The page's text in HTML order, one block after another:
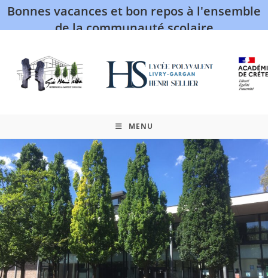
Bonnes vacances et bon repos à l'ensemble
de la communauté scolaire
MENU